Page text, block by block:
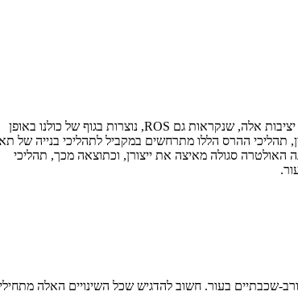
המנגנון המרכזי המעורב בתהליך זה הוא הרדיקלים החופשיים. מולקולות בלתי יציבות אלה, שנקראות גם ROS, נוצרות בגוף של כולנו באופן
תהליכי ההרס הללו מתרחשים במקביל לתהליכי בנייה של
סגולה מאיצה את ייצורן, וכתוצאה מכך, תהליכי
שכבתיים בעור. חשוב להדגיש שכל השינויים האלה